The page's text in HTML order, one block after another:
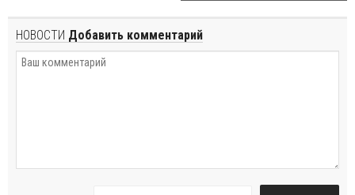
НОВОСТИ Добавить комментарий